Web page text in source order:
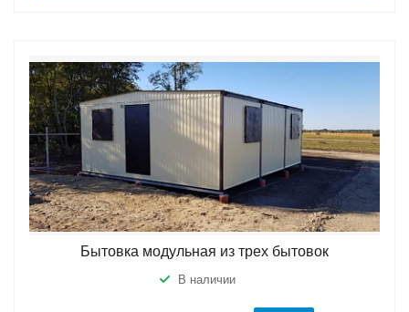
Бытовка модульная из трех бытовок
В наличии